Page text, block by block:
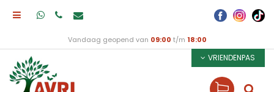
Vandaag geopend van 09:00 t/m 18:00
VRIENDENPAS